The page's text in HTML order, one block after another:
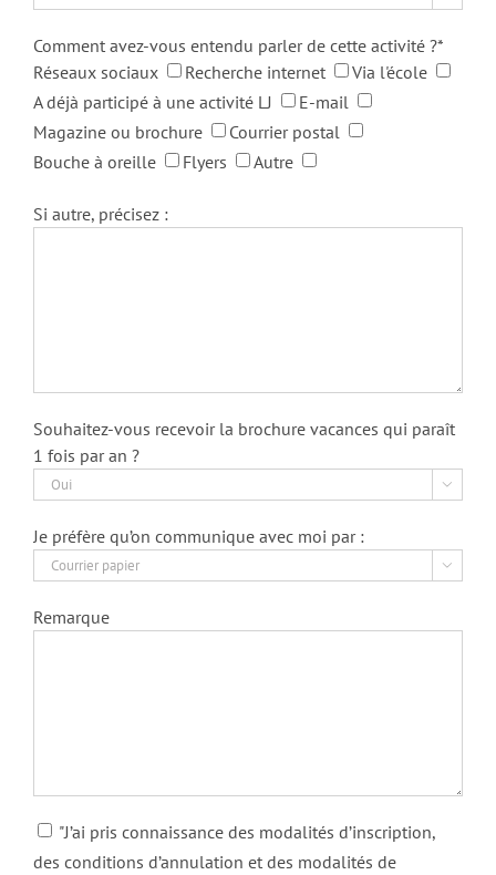
Comment avez-vous entendu parler de cette activité ?*
Réseaux sociaux
Recherche internet
Via l'école
A déjà participé à une activité LJ
E-mail
Magazine ou brochure
Courrier postal
Bouche à oreille
Flyers Autre
Si autre, précisez :
Souhaitez-vous recevoir la brochure vacances qui paraît
1 fois par an ?

Je préfère qu’on communique avec moi par :

Remarque
"J’ai pris connaissance des modalités d’inscription,
des conditions d’annulation et des modalités de